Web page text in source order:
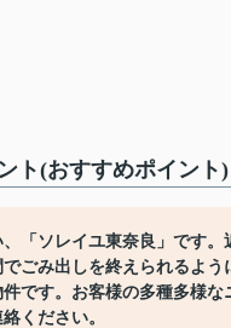
ト(おすすめポイント)
「ソレイユ東奈良」です
ごみ出しを終えられるよ
です。お客様の多種多様
ください。